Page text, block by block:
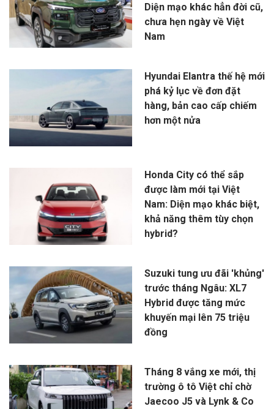
Diện mạo khác hẳn đời cũ,
chưa hẹn ngày về Việt
Nam
Hyundai Elantra thế hệ mới
phá kỷ lục về đơn đặt
hàng, bản cao cấp chiếm
hơn một nửa
Honda City có thể sắp
được làm mới tại Việt
Nam: Diện mạo khác biệt,
khả năng thêm tùy chọn
hybrid?
Suzuki tung ưu đãi 'khủng'
trước tháng Ngâu: XL7
Hybrid được tăng mức
khuyến mại lên 75 triệu
đồng
Tháng 8 vắng xe mới, thị
trường ô tô Việt chỉ chờ
Jaecoo J5 và Lynk & Co